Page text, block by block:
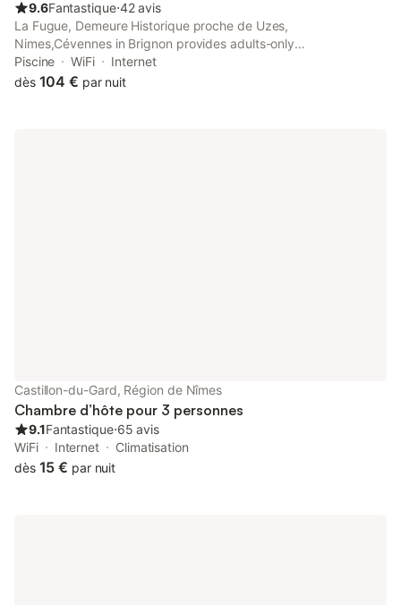
9.6Fantastique⋅42 avis
La Fugue, Demeure Historique proche de Uzes,
Nimes,Cévennes in Brignon provides adults-only
accommodation with a seasonal outdoor swimming pool and a
garden. The property has garden and city views, and is 27 km
Piscine WiFi
Internet
dès 104 € par nuit
Castillon-du-Gard, Région de Nîmes
Chambre d’hôte pour 3 personnes
9.1Fantastique⋅65 avis
WiFi
Internet
Climatisation
dès 15 € par nuit